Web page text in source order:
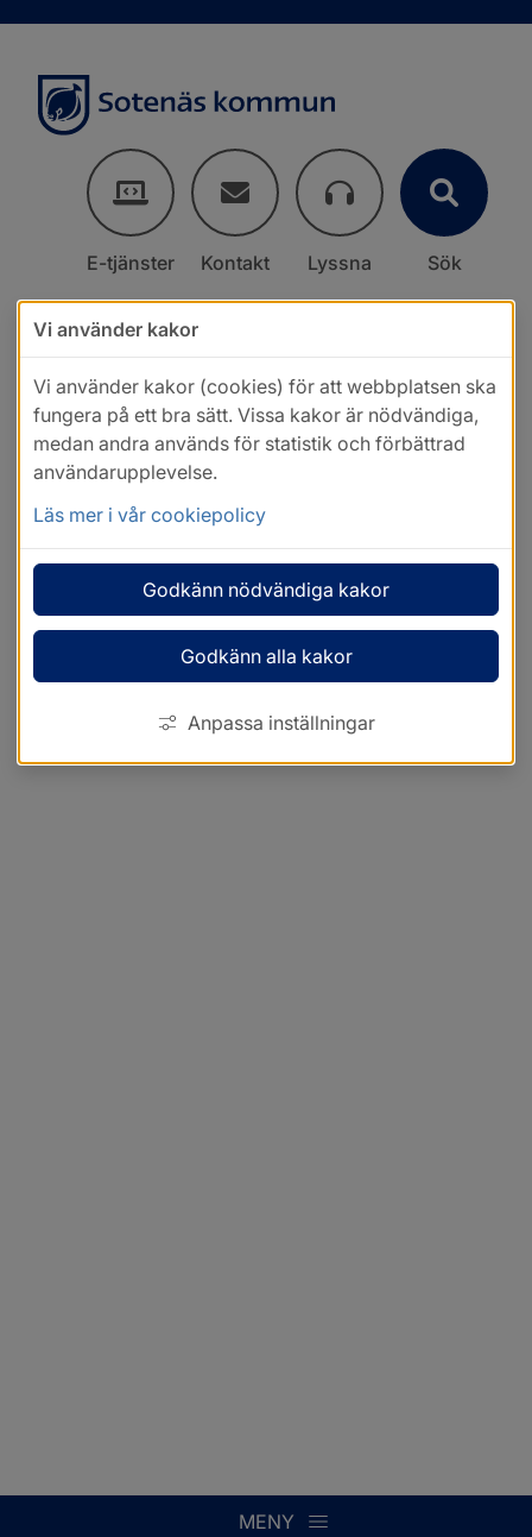
E-tjänster Kontakt Lyssna Sök
MENY
Vi använder kakor
Vi använder kakor (cookies) för att webbplatsen ska
fungera på ett bra sätt. Vissa kakor är nödvändiga,
medan andra används för statistik och förbättrad
användarupplevelse.
Läs mer i vår cookiepolicy
Godkänn nödvändiga kakor
Godkänn alla kakor
Anpassa inställningar